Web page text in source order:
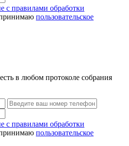
с правилами обработки
пользовательское
в любом протоколе собрания
с правилами обработки
пользовательское